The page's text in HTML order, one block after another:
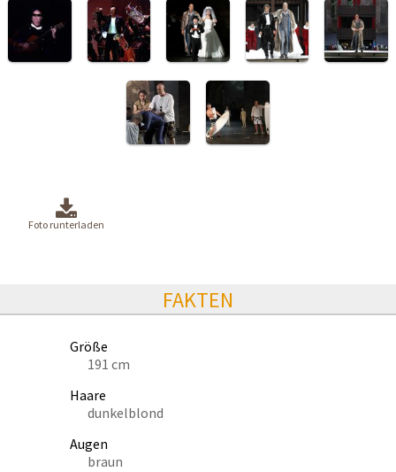
Foto runterladen
FAKTEN
Größe
191 cm
Haare
dunkelblond
Augen
braun